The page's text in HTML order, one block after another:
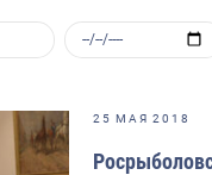
25 МАЯ 2018